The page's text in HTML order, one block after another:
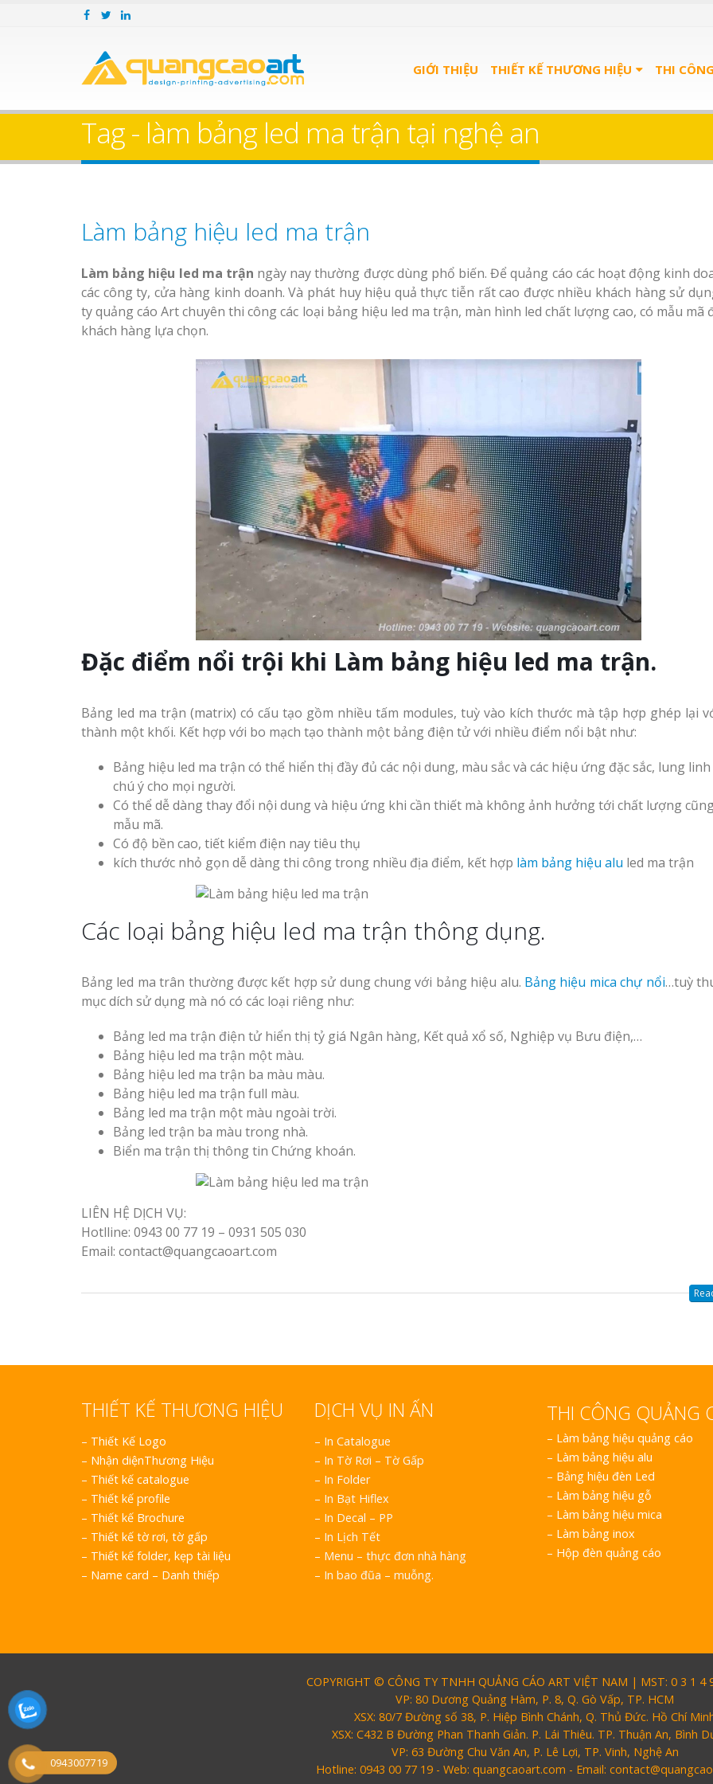
GIỚI THIỆU THIẾT KẾ THƯƠNG HIỆU THI
Tag - làm bảng led ma trận tại nghệ an
Làm bảng hiệu led ma trận
Làm bảng hiệu led ma trận ngày nay thường được dùng phổ biến. Để quảng cáo các hoạt động kinh
các công ty, cửa hàng kinh doanh. Và phát huy hiệu quả thực tiễn rất cao được nhiều khách hàng sử
ty quảng cáo Art chuyên thi công các loại bảng hiệu led ma trận, màn hình led chất lượng cao, có mẫu mã
khách hàng lựa chọn.
Đặc điểm nổi trội khi Làm bảng hiệu led ma trận.
Bảng led ma trận (matrix) có cấu tạo gồm nhiều tấm modules, tuỳ vào kích thước mà tập hợp ghép lại
thành một khối. Kết hợp với bo mạch tạo thành một bảng điện tử với nhiều điểm nổi bật như:
Bảng hiệu led ma trận có thể hiển thị đầy đủ các nội dung, màu sắc và các hiệu ứng đặc sắc, lung
chú ý cho mọi người.
Có thể dễ dàng thay đổi nội dung và hiệu ứng khi cần thiết mà không ảnh hưởng tới chất lượng
mẫu mã.
Có độ bền cao, tiết kiểm điện nay tiêu thụ
kích thước nhỏ gọn dễ dàng thi công trong nhiều địa điểm, kết hợp làm bảng hiệu alu led ma trận
Các loại bảng hiệu led ma trận thông dụng.
Bảng led ma trân thường được kết hợp sử dung chung với bảng hiệu alu. Bảng hiệu mica chự nổi…tuỳ
mục dích sử dụng mà nó có các loại riêng như:
Bảng led ma trận điện tử hiển thị tỷ giá Ngân hàng, Kết quả xổ số, Nghiệp vụ Bưu điện,…
Bảng hiệu led ma trận một màu.
Bảng hiệu led ma trận ba màu màu.
Bảng hiệu led ma trận full màu.
Bảng led ma trận một màu ngoài trời.
Bảng led trận ba màu trong nhà.
Biển ma trận thị thông tin Chứng khoán.
LIÊN HỆ DỊCH VỤ:
Hotlline: 0943 00 77 19 – 0931 505 030
Email: contact@quangcaoart.com
THIẾT KẾ THƯƠNG HIỆU
– Thiết Kế Logo
– Nhận diệnThương Hiệu
– Thiết kế catalogue
– Thiết kế profile
– Thiết kế Brochure
– Thiết kế tờ rơi, tờ gấp
– Thiết kế folder, kẹp tài liệu
– Name card – Danh thiếp
DỊCH VỤ IN ẤN
– In Catalogue
– In Tờ Rơi – Tờ Gấp
– In Folder
– In Bạt Hiflex
– In Decal – PP
– In Lịch Tết
– Menu – thực đơn nhà hàng
– In bao đũa – muỗng.
THI CÔNG QUẢNG
– Làm bảng hiệu quảng cáo
– Làm bảng hiệu alu
– Bảng hiệu đèn Led
– Làm bảng hiệu gỗ
– Làm bảng hiệu mica
– Làm bảng inox
– Hộp đèn quảng cáo
COPYRIGHT © CÔNG TY TNHH QUẢNG CÁO ART VIỆT NAM | MST: 0 3 1 4
VP: 80 Dương Quảng Hàm, P. 8, Q. Gò Vấp, TP. HCM
XSX: 80/7 Đường số 38, P. Hiệp Bình Chánh, Q. Thủ Đức. Hồ Chí
XSX: C432 B Đường Phan Thanh Giản. P. Lái Thiêu. TP. Thuận An, Bình
VP: 63 Đường Chu Văn An, P. Lê Lợi, TP. Vinh, Nghệ An
Hotline: 0943 00 77 19 - Web: quangcaoart.com - Email:
0943007719